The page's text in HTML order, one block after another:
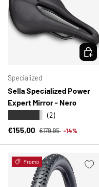
Specialized
Sella Specialized Power
Expert Mirror - Nero
(2)
Prezzo di vendita
€155,00 Prezzo normale
€179,95 -14%
Promo